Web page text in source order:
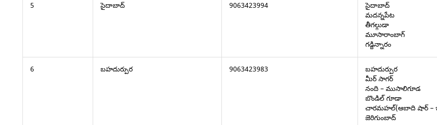
5 సైదాబాద్ 9063423994
సైదాబాద్
మదన్నపేట
తీగల్గుడా
మూసారాంబాగ్
గడ్దిన్నారం
6 బహదుర్పుర 9063423983
బహదుర్పుర
మీర్ సాగర్
నంది – ముసాలిగూడ
బొండిల్ గూడా
చారమహల్(ఆబాది షార్ –
జెరిగుంబాద్